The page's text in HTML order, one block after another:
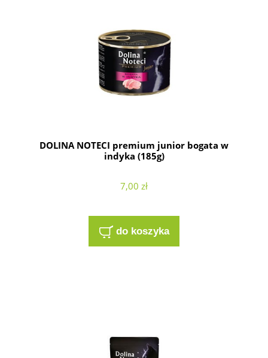
DOLINA NOTECI premium junior bogata w
indyka (185g)
7,00 zł
do koszyka